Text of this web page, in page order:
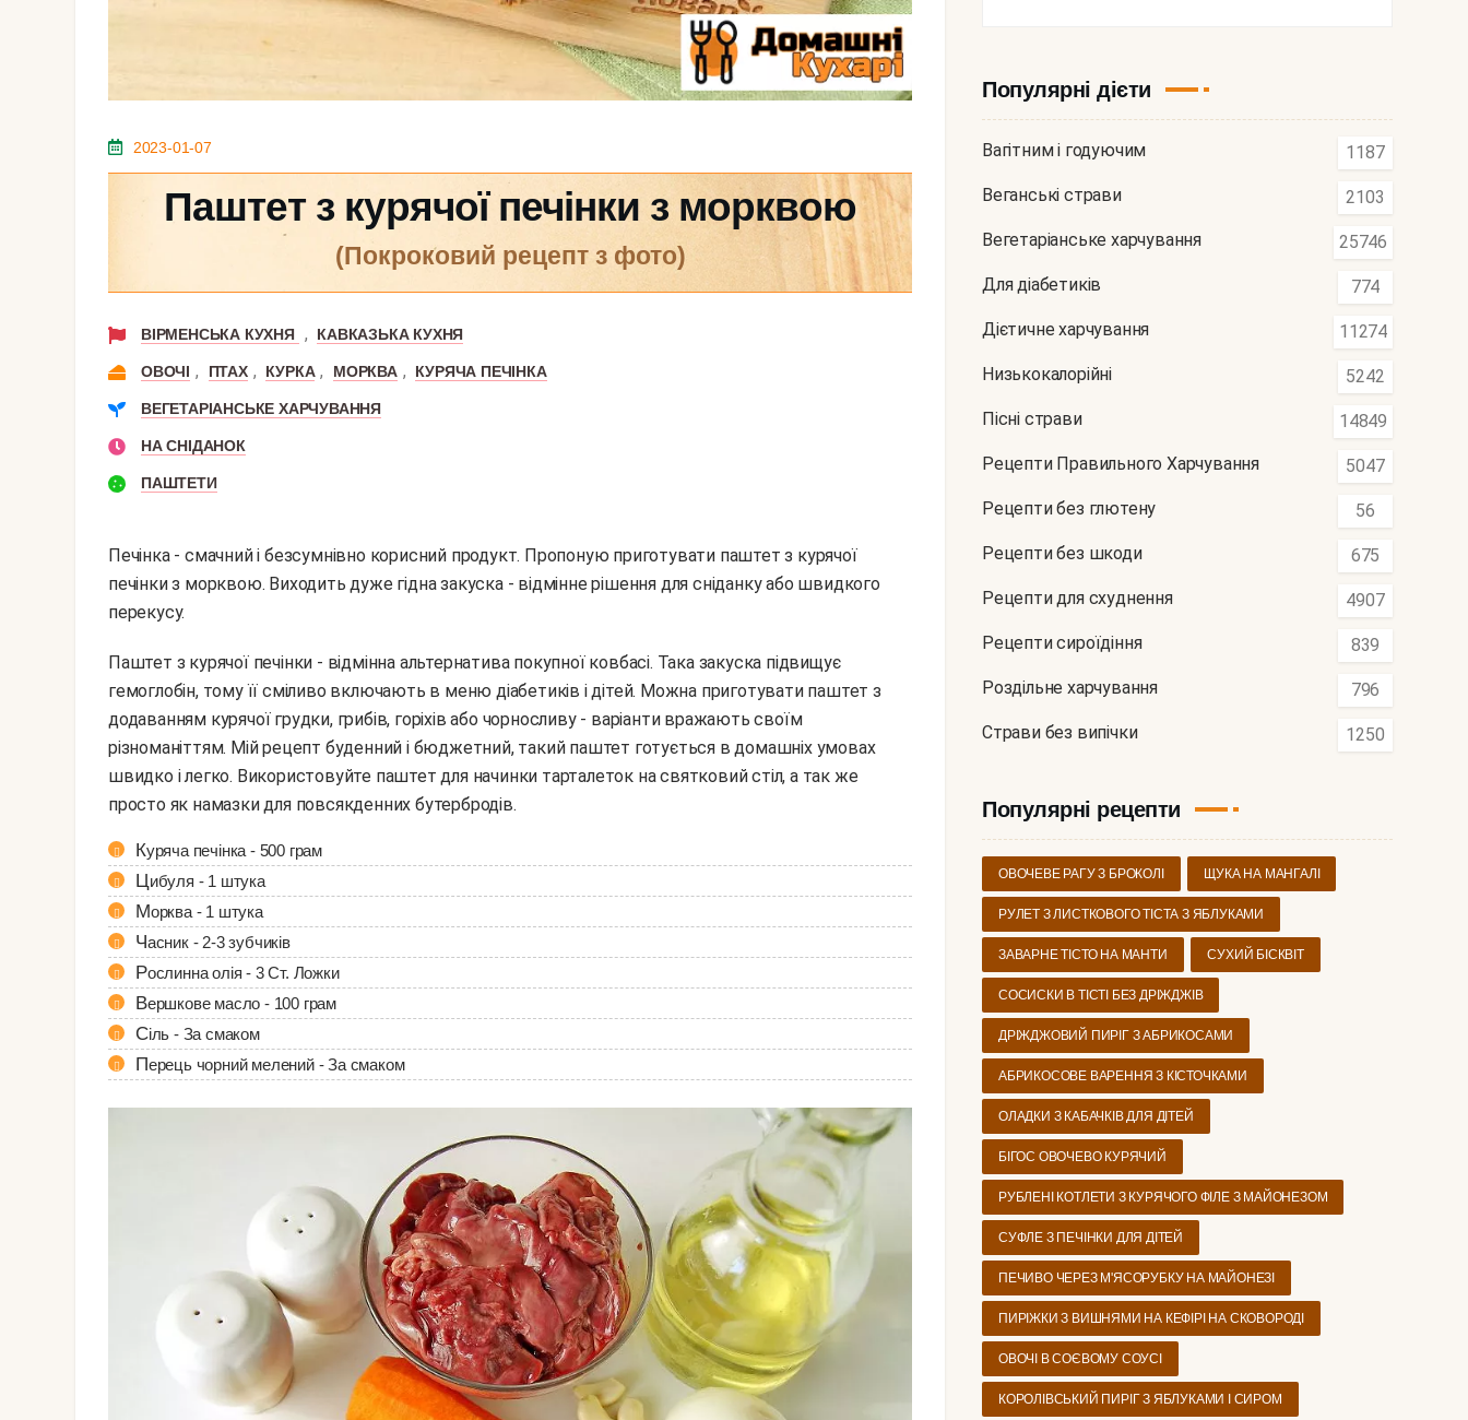
2023-01-07
Паштет з курячої печінки з морквою
(покроковий рецепт з фото)
ВІРМЕНСЬКА КУХНЯ , КАВКАЗЬКА КУХНЯ
ОВОЧІ , ПТАХ , КУРКА , МОРКВА , КУРЯЧА ПЕЧІНКА
ВЕГЕТАРІАНСЬКЕ ХАРЧУВАННЯ
НА СНІДАНОК
ПАШТЕТИ
Печінка - смачний і безсумнівно корисний продукт. Пропоную приготувати паштет з курячої
печінки з морквою. Виходить дуже гідна закуска - відмінне рішення для сніданку або швидкого
перекусу.
Паштет з курячої печінки - відмінна альтернатива покупної ковбасі. Така закуска підвищує
гемоглобін, тому її сміливо включають в меню діабетиків і дітей. Можна приготувати паштет з
додаванням курячої грудки, грибів, горіхів або чорносливу - варіанти вражають своїм
різноманіттям. Мій рецепт буденний і бюджетний, такий паштет готується в домашніх умовах
швидко і легко. Використовуйте паштет для начинки тарталеток на святковий стіл, а так же
просто як намазки для повсякденних бутербродів.
Куряча печінка - 500 грам
Цибуля - 1 штука
Морква - 1 штука
Часник - 2-3 зубчиків
Рослинна олія - 3 Ст. Ложки
Вершкове масло - 100 грам
Сіль - За смаком
Перець чорний мелений - За смаком
Популярні дієти
Вагітним і годуючим 1187
Веганські страви 2103
Вегетаріанське харчування 25746
Для діабетиків 774
Дієтичне харчування 11274
Низькокалорійні 5242
Пісні страви 14849
Рецепти Правильного Харчування 5047
Рецепти без глютену 56
Рецепти без шкоди 675
Рецепти для схуднення 4907
Рецепти сироїдіння 839
Роздільне харчування 796
Страви без випічки 1250
Популярні рецепти
ОВОЧЕВЕ РАГУ З БРОКОЛІ ЩУКА НА МАНГАЛІ
РУЛЕТ З ЛИСТКОВОГО ТІСТА З ЯБЛУКАМИ
ЗАВАРНЕ ТІСТО НА МАНТИ СУХИЙ БІСКВІТ
СОСИСКИ В ТІСТІ БЕЗ ДРІЖДЖІВ
ДРІЖДЖОВИЙ ПИРІГ З АБРИКОСАМИ
АБРИКОСОВЕ ВАРЕННЯ З КІСТОЧКАМИ
ОЛАДКИ З КАБАЧКІВ ДЛЯ ДІТЕЙ
БІГОС ОВОЧЕВО КУРЯЧИЙ
РУБЛЕНІ КОТЛЕТИ З КУРЯЧОГО ФІЛЕ З МАЙОНЕЗОМ
СУФЛЕ З ПЕЧІНКИ ДЛЯ ДІТЕЙ
ПЕЧИВО ЧЕРЕЗ М'ЯСОРУБКУ НА МАЙОНЕЗІ
ПИРІЖКИ З ВИШНЯМИ НА КЕФІРІ НА СКОВОРОДІ
ОВОЧІ В СОЄВОМУ СОУСІ
КОРОЛІВСЬКИЙ ПИРІГ З ЯБЛУКАМИ І СИРОМ